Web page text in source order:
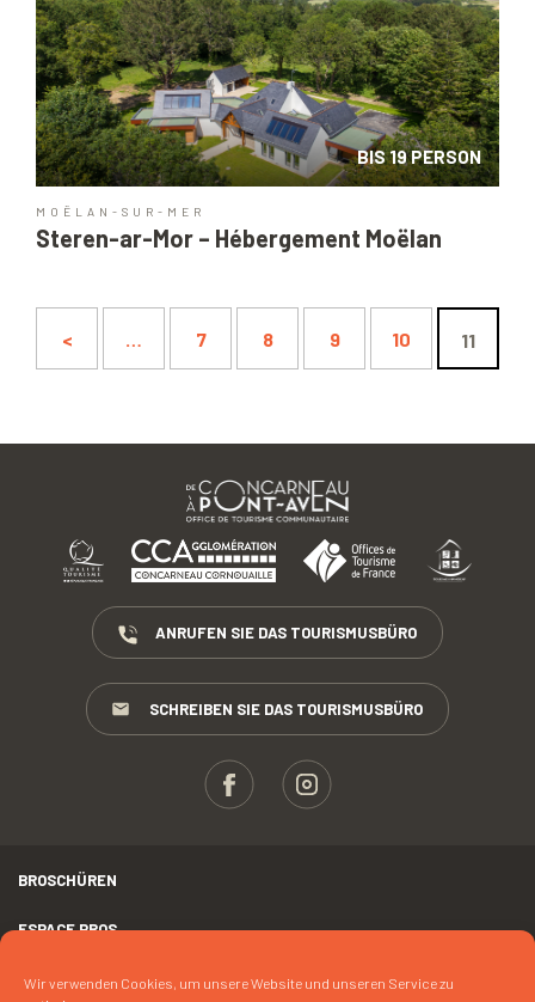
Wir verwenden Cookies, um unsere Website und unseren Service zu
BIS 19 PERSON
MOËLAN-SUR-MER
Steren-ar-Mor – Hébergement Moëlan
< … 7 8 9 10 11
ANRUFEN SIE DAS TOURISMUSBÜRO
SCHREIBEN SIE DAS TOURISMUSBÜRO
BROSCHÜREN
ESPACE PROS
PRESSE